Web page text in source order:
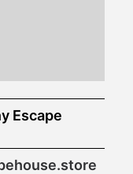
Escape